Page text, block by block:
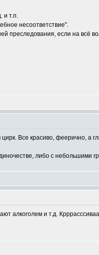
и т.п.
несоответствие".
преследования, если на всё
Все красиво, феерично, а
либо с небольшими
алкоголем и т.д.